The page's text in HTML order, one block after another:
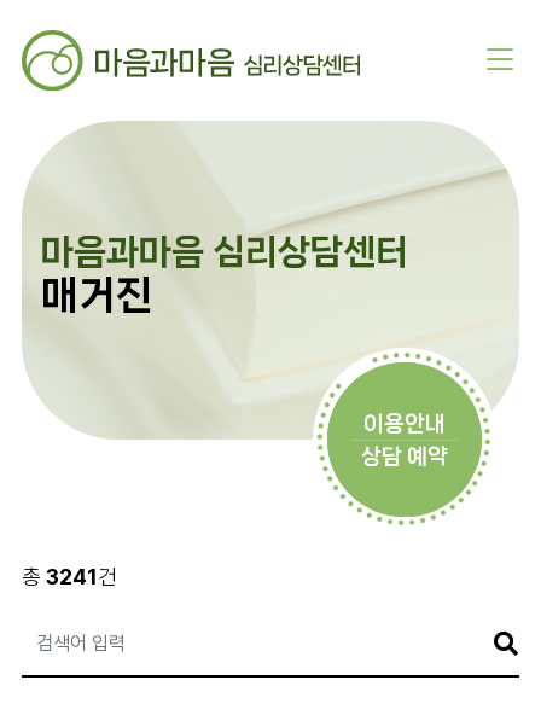
이용안내
상담 예약
마음과마음 심리상담센터
매거진
총 3241건
게
시